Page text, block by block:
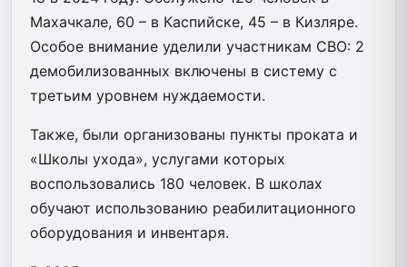
Махачкале, 60 – в Каспийске, 45 – в Кизляре.
Особое внимание уделили участникам СВО: 2
демобилизованных включены в систему с
третьим уровнем нуждаемости.
Также, были организованы пункты проката и
«Школы ухода», услугами которых
воспользовались 180 человек. В школах
обучают использованию реабилитационного
оборудования и инвентаря.